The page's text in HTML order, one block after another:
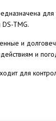
для
TMG.
и
и
для